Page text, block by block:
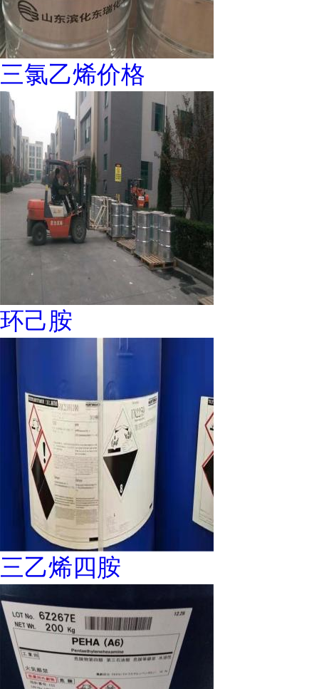
三氯乙烯价格
环己胺
三乙烯四胺